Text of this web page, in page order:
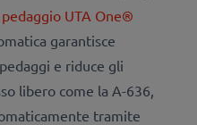
UTA One®
garantisce
e riduce gli
libero come la A-636,
tramite